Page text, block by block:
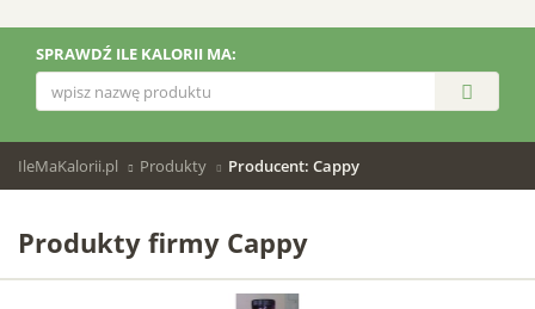
SPRAWDŹ ILE KALORII MA:
IleMaKalorii.pl Produkty Producent: Cappy
Produkty firmy Cappy